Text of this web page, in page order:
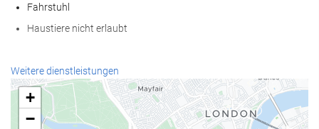
Fahrstuhl
Haustiere nicht erlaubt
Empfangsdienste
24-Stunden-Rezeption
Gepäckaufbewahrung
Weitere dienstleistungen
+
−